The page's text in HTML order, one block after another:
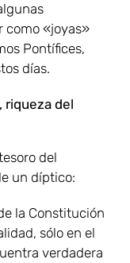
como «joyas»
Pontífices,
días.
riqueza del
del
un díptico:
la Constitución
sólo en el
verdadera